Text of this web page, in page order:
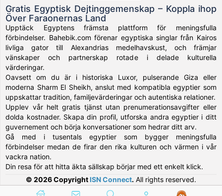
Gratis Egyptisk Dejtinggemenskap – Koppla ihop
Över Faraonernas Land
Upptäck Egyptens främsta plattform för meningsfulla
förbindelser. Bahebik.com förenar egyptiska singlar från Kairos
livliga gator till Alexandrias medelhavskust, och främjar
vänskaper och partnerskap rotade i delade kulturella
värderingar.
Oavsett om du är i historiska Luxor, pulserande Giza eller
moderna Sharm El Sheikh, anslut med kompatibla egyptier som
uppskattar tradition, familjevärderingar och autentiska relationer.
Upplev vår helt gratis tjänst utan prenumerationsavgifter eller
dolda kostnader. Skapa din profil, utforska andra egyptier i ditt
guvernement och börja konversationer som hedrar ditt arv.
Gå med i tusentals egyptier som bygger meningsfulla
förbindelser medan de firar den rika kulturen och värmen i vår
vackra nation.
Din resa för att hitta äkta sällskap börjar med ett enkelt klick.
© 2026 Copyright ISN Connect. All rights reserved.